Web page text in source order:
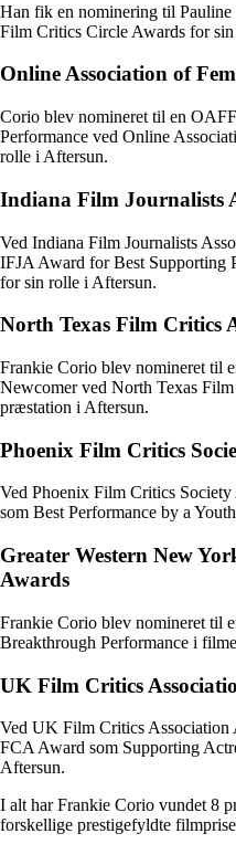
Han fik en nominering til
Film Critics Circle Awards for
Online Association of
Corio blev nomineret til en
Performance ved Online
rolle i Aftersun.
Indiana Film Journalists
Ved Indiana Film Journalists
IFJA Award for Best Supporting
for sin rolle i Aftersun.
North Texas Film Critics
Frankie Corio blev nomineret til
Newcomer ved North Texas
præstation i Aftersun.
Phoenix Film Critics
Ved Phoenix Film Critics
som Best Performance by a
Greater Western New
Awards
Frankie Corio blev nomineret til
Breakthrough Performance i
UK Film Critics
Ved UK Film Critics Association
FCA Award som Supporting
Aftersun.
I alt har Frankie Corio vundet 8
forskellige prestigefyldte